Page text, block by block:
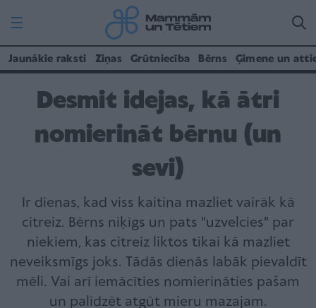
Jaunākie raksti Ziņas Grūtniecība Bērns Ģimene un
Desmit idejas, kā ātri
nomierināt bērnu (un
sevi)
Ir dienas, kad viss kaitina mazliet vairāk kā
citreiz. Bērns niķīgs un pats "uzvelcies" par
niekiem, kas citreiz liktos tikai kā mazliet
neveiksmīgs joks. Tādās dienās labāk pievaldīt
mēli. Vai arī iemācīties nomierināties pašam
un palīdzēt atgūt mieru mazajam.